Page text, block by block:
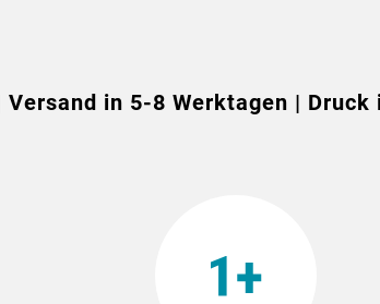
in 5-8 Werktagen | Druck